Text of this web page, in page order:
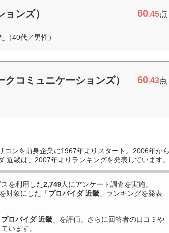
ンズ） 60.45点
（40代／男性）
コミュニケーションズ） 60.43点
コンを前身企業に1967年よりスタート。2006年から
近畿は、2007年よりランキングを発表しています。
を利用した2,749人にアンケート調査を実施。
対象にした「プロバイダ 近畿 」ランキングを発表
プロバイダ 近畿 」を評価。さらに回答者の口コミや
います。